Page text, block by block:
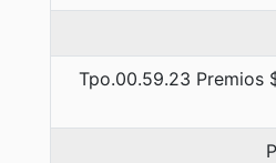
Tpo.00.59.23 Premios